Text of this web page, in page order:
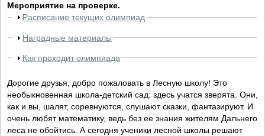
Мероприятие на проверке.
Расписание текущих олимпиад
Наградные материалы
Как проходит олимпиада
Дорогие друзья, добро пожаловать в Лесную школу! Это
необыкновенная школа-детский сад: здесь учатся зверята. Они,
как и вы, шалят, соревнуются, слушают сказки, фантазируют. И
очень любят математику, ведь без ее знания жителям Дальнего
леса не обойтись. А сегодня ученики лесной школы решают